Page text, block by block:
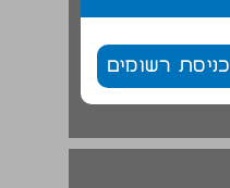
כניסת רשומים